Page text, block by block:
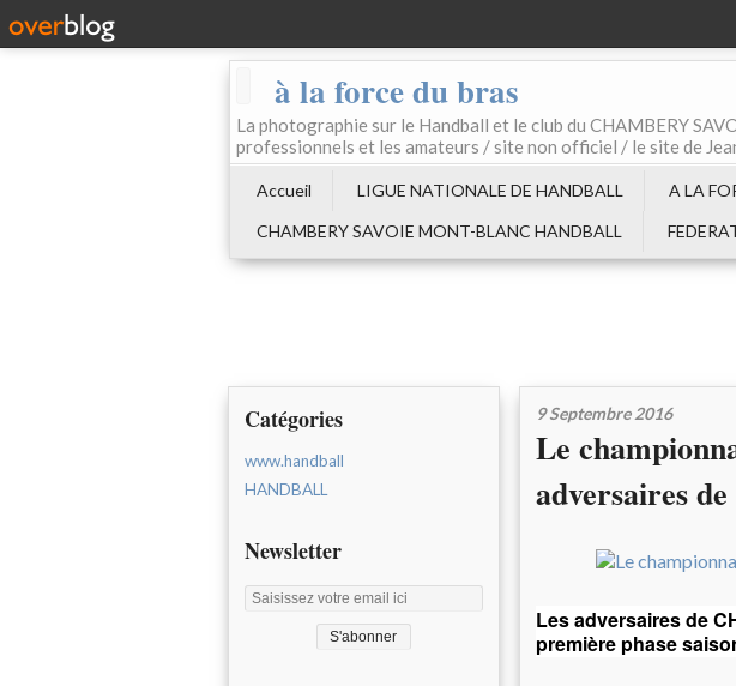
à la force du bras
La photographie sur le Handball et le club du CHAMBERY
professionnels et les amateurs / site non officiel / le site de
Accueil LIGUE NATIONALE DE HANDBALL
A LA
CHAMBERY SAVOIE MONT-BLANC HANDBALL
Catégories
www.handball
HANDBALL
Newsletter
9 Septembre 2016
Le
adversaires
Les adversaires de
première phase